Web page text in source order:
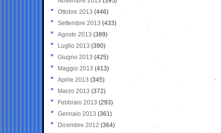
Ottobre 2013 (446)
Settembre 2013 (433)
Agosto 2013 (389)
Luglio 2013 (390)
Giugno 2013 (425)
Maggio 2013 (413)
Aprile 2013 (345)
Marzo 2013 (372)
Febbraio 2013 (293)
Gennaio 2013 (361)
Dicembre 2012 (364)